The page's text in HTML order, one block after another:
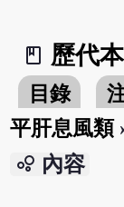
book_2
歷代
目錄
平肝息風類
bubble_chart 內容